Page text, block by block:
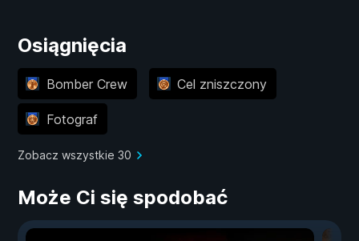
Osiągnięcia
Bomber Crew Cel zniszczony
Fotograf
Zobacz wszystkie 30
Może Ci się spodobać